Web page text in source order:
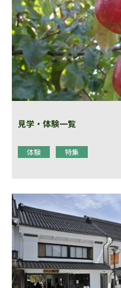
見学・体験一覧
体験 特集